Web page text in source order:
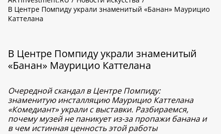
В Центре Помпиду украли знаменитый «Банан» Маурицио
Каттелана
В Центре Помпиду украли знаменитый
«Банан» Маурицио Каттелана
Очередной скандал в Центре Помпиду:
знаменитую инсталляцию Маурицио Каттелана
«Комедиант» украли с выставки. Разбираемся,
почему музей не паникует из-за пропажи банана и
в чем истинная ценность этой работы